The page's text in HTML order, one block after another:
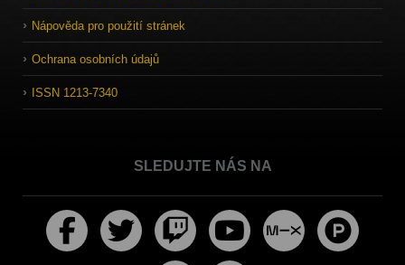
Nápověda pro použití stránek
Ochrana osobních údajů
ISSN 1213-7340
SLEDUJTE NÁS NA